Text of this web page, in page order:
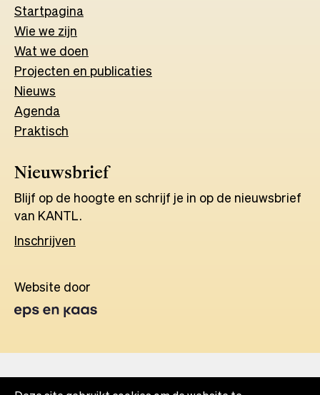
Startpagina
Wie we zijn
Wat we doen
Projecten en publicaties
Nieuws
Agenda
Praktisch
Nieuwsbrief
Blijf op de hoogte en schrijf je in op de nieuwsbrief
van KANTL.
Inschrijven
Website door
in
tab